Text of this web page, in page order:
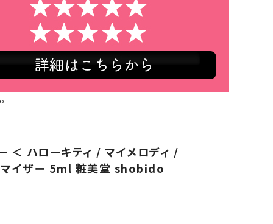
＜ ハローキティ / マイメロディ /
マイザー 5ml 粧美堂 shobido